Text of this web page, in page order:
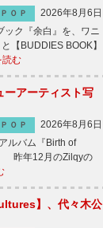
ＯＰ
2026年8月6日
ク『余白』を、ワニ
【BUDDIES BOOK】
読む
アーティスト写
ＯＰ
2026年8月6日
ルバム『Birth of
昨年12月のZilqyの
】、代々木公